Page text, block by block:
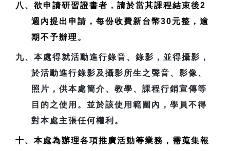
八、欲申請研習證書者，請於當其課程結束後2
週內提出申請，每份收費新台幣30元整，逾
期不予辦理。
九、本處得就活動進行錄音、錄影，並得攝影，
於活動進行錄影及攝影所生之聲音、影像、
照片，供本處簡介、教學、課程行銷宣傳等
目的之使用。並於該使用範圍內，學員不得
對本處主張任何權利。
十、本處為辦理各項推廣活動等業務，需蒐集報